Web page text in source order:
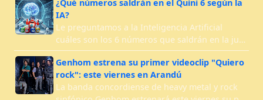
¿Qué números saldrán en el Quini 6 según la
IA?
Le preguntamos a la Inteligencia Artificial
cuáles son los 6 números que saldrán en la ju…
Genhom estrena su primer videoclip "Quiero
rock": este viernes en Arandú
La banda concordiense de heavy metal y rock